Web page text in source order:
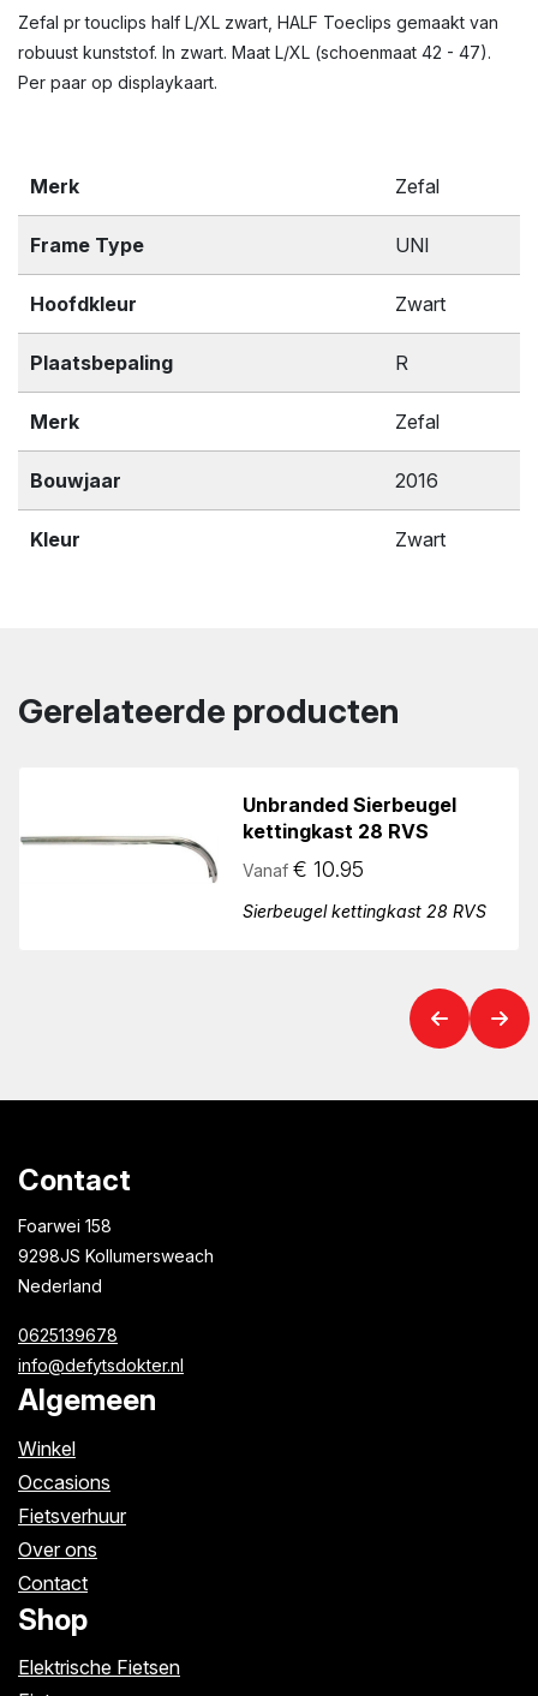
Zefal pr touclips half L/XL zwart, HALF Toeclips gemaakt van
robuust kunststof. In zwart. Maat L/XL (schoenmaat 42 - 47).
Per paar op displaykaart.
Merk Zefal
Frame Type UNI
Hoofdkleur Zwart
Plaatsbepaling R
Merk Zefal
Bouwjaar 2016
Kleur Zwart
Gerelateerde producten
Unbranded Sierbeugel
kettingkast 28 RVS
Vanaf € 10.95
Sierbeugel kettingkast 28 RVS
Contact
Foarwei 158
9298JS Kollumersweach
Nederland
0625139678
info@defytsdokter.nl
Algemeen
Winkel
Occasions
Fietsverhuur
Over ons
Contact
Shop
Elektrische Fietsen